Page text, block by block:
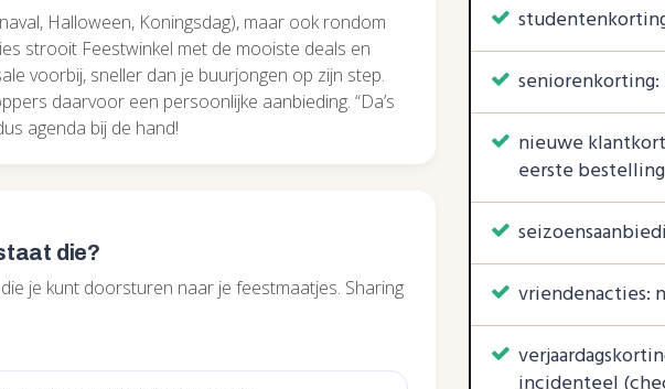
Halloween, Koningsdag), maar ook rondom
strooit Feestwinkel met de mooiste deals en
voorbij, sneller dan je buurjongen op zijn step.
daarvoor een persoonlijke aanbieding. “Da’s
agenda bij de hand!
die?
je kunt doorsturen naar je feestmaatjes. Sharing
nieuwe
eerste bestelling
vriendenacties: